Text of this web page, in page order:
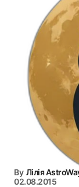
By Лілія
02.08.2015